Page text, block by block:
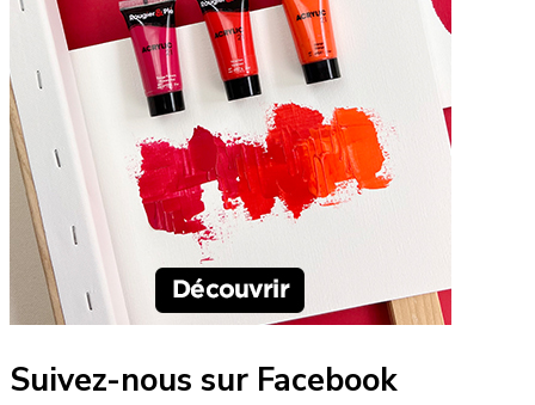
Suivez-nous sur Facebook